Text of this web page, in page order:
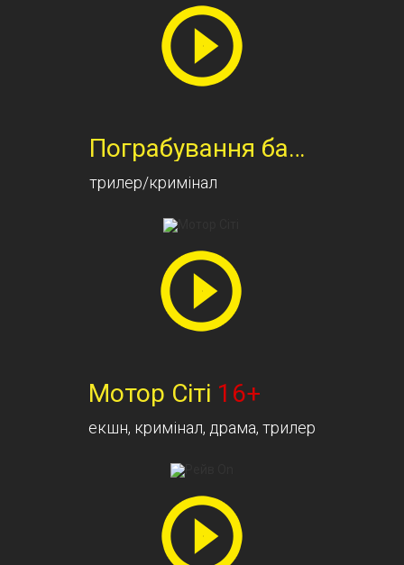
Пограбування банку: Нестанд
трилер/кримінал
Мотор Сіті 16+
екшн, кримінал, драма, трилер